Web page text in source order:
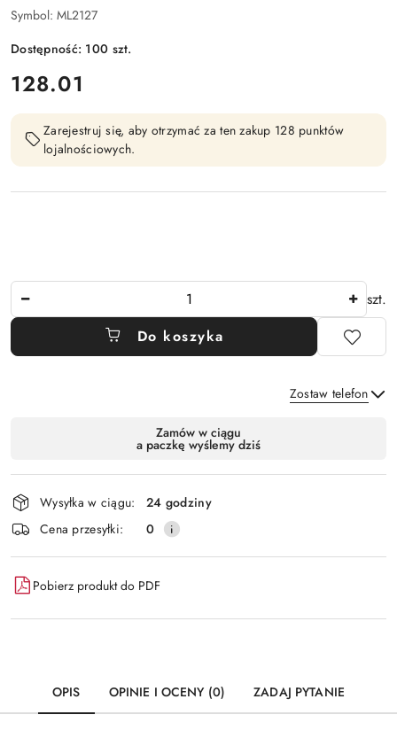
Symbol: ML2127
Dostępność: 100 szt.
cena:
128.01
Zarejestruj się, aby otrzymać za ten zakup 128 punktów
lojalnościowych.
szt.
Do koszyka
Zostaw telefon
Wyślij
dostawa
Zamów w ciągu
a paczkę wyślemy dziś
Wysyłka w ciągu:
24 godziny
Cena przesyłki:
0
Pobierz produkt do PDF
OPIS OPINIE I OCENY (0) ZADAJ PYTANIE